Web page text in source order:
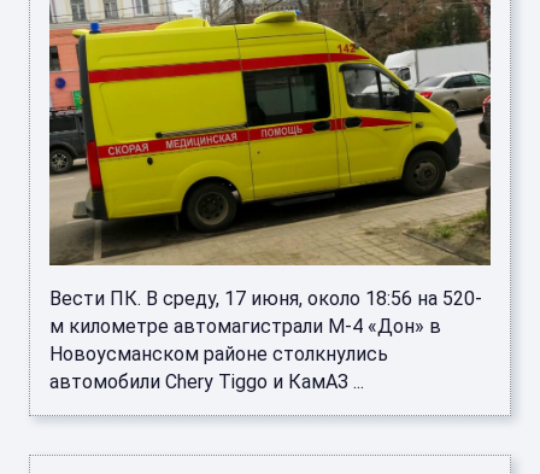
Вести ПК. В среду, 17 июня, около 18:56 на 520-
м километре автомагистрали М-4 «Дон» в
Новоусманском районе столкнулись
автомобили Chery Tiggo и КамАЗ ...